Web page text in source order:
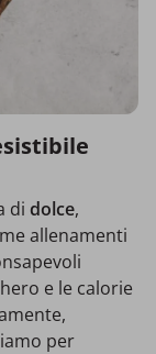
di dolce,
allenamenti
e le calorie
per